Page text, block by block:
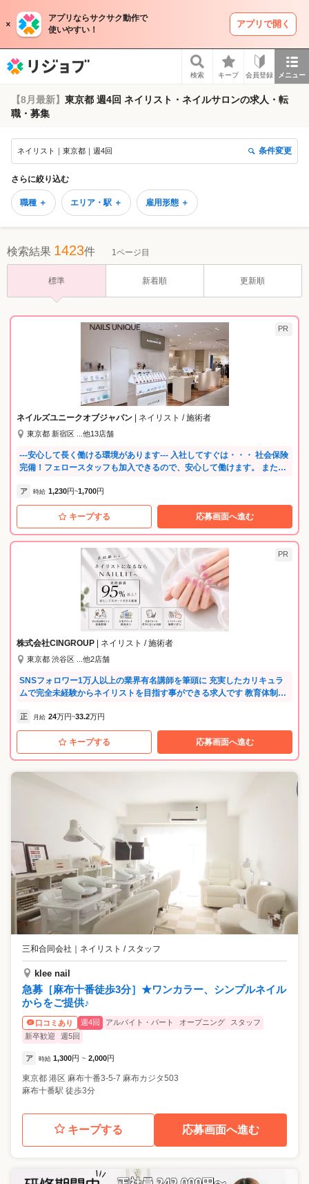
アプリならサクサク動作で
使いやすい！
アプリで開く
検索 キープ 会員登録 メニュー
【8月最新】 東京都 週4回 ネイリスト・ネイルサロンの求人・転
職・募集
ネイリスト｜東京都｜週4回 条件変更
さらに絞り込む
職種 ＋ エリア・駅 ＋ 雇用形態 ＋
検索結果 1423件 1ページ目
標準 新着順 更新順
PR
ネイルズユニークオブジャパン | ネイリスト / 施術者
東京都 新宿区 ...他13店舗
---安心して長く働ける環境があります--- 入社してすぐは・・・ 社会保険
完備！フェロースタッフも加入できるので、安心して働けます。 また社
ビューまで先輩がしっかりと見守ります。 サロンデビュー後は・・・ あ
なたの頑張りが評価されるので、随時昇給・昇格があります。 チーフ、
店長を経て、ゆくゆくはエリアを統括するマイスタースタッフ（課長
職）にも。 更に、スクールの講師、映画コラボ等のデザインの考案、商
品の開発メンバーになることもあり、あなただけのキャリアプランを実
現してくださいね。 長く活躍できる環境を整えているので、産休育休取
得実績が多数あります。 たくさんの復職スタッフがママネイリストとし
年数回実施し、 全国スタッフが集まって会社の方向性を共有していま
あるので、 他のお店のタッフと交流の機会があります。 スクールを活用
し、仲良くなったスタッフと一緒に練習なんてことも。 1人で頑張るの
ではなく、地区で、会社全体であなたの成長をサポートします。 他に
も、JNA本部認定校である直営スクールでは、空いた時間を利用してス
タッフ同士の練習が可能。 サロンで苦手な技術、検定試験練習、コンテ
スト対策など…社内に多数在籍している認定講師と一緒に勉強しましょ
う！ ---ネイルズユニークのプライベートブランド--- ◎ネイルサロン発の
本の気候、風土に合った品質と安心安全に配慮したMADE IN JAPAN商
品を開発。 ネイルポリッシュカラー全104色、ネイルケアアイテム30品
目展開中。 自社ブランドの商品を使用して施術ができるのは、ネイルズ
ユニークならでは。 将来、商品開発に携わることも…。 商品をたくさん
セミナーを無料で受講できます！ 自信を持ってネイリストへの道を進め
るのは、 充実した独自のセミナーがたくさんあるから！ 未経験の方もブ
ランクのある方も、基礎から学べるセミナーがあるので安心♪ ・新人向
けセミナー 未経験の方でも安心して入客できるように、しっかり学べる
セミナー多数。 ・接客・技術セミナー 未経験の方～更にスキルアップを
目指す方にも応えます。 ・検定・コンテスト対策セミナー 検定試験・コ
ンテスト出場対策もバッチリ！ ネイリストとしての更なるステップアッ
プにつなげることが出来ます。 ・日本のネイル業界のトップネイリスト
によるセミナー 有名ネイリストから直接、流行のデザインや最先端技術
を学ぶことができます。 ・接客・技術社内検定 社内独自の検定制度があ
り、自分の今の実力を試す事ができます！ その他にも様々なセミナーを
スがいっぱい--- ★…映画とのコラボやシーズンごとにオリジナルキャン
に選ばれることも。 ★…コンテストに積極出場 様々なコンテストに積極
的に参加して実力UPできます！ネイリスト最大のコンペティションでグ
ランプリ受賞者も社内に在籍。対策セミナーも活用していただけます。
★…スクール講師 スクールも運営している当社だからこそ！将来は、
「スクール講師」になれるチャンスもあります。 ★…店舗運営・イベン
ト運営にも携われます 地区の店舗マネージメントや、スタッフ教育、各
ア 時給 1,230円~1,700円
キープする 応募画面へ進む
PR
株式会社CINGROUP | ネイリスト / 施術者
東京都 渋谷区 ...他2店舗
SNSフォロワー1万人以上の業界有名講師を筆頭に 充実したカリキュラ
ムで完全未経験からネイリストを目指す事ができる求人です 教育体制に
デビューしたい」 「ネイリストになりたいけど資金的に断念した」 そう
いった方の最初の一歩を共に歩みましょう♪ 【福利厚生が充実】 社会保
険完備で入社即日から加入！ 女性も長く活躍していただけるよう、産休
育休取得制度もございます。 ◎住宅サポート 格安物件紹介や管理代行な
康相談サポートも実施！ 一部サービスはメンバーの家族やパートナー、
ご友人も無料で利用できます。 ◎美容施術割引制度 会社指定のサロン
で、ネイルやマツパなどの施術を30%～40%割引で利用可能♪ 美のプロ
として自己投資を続けられる環境です。 ◎月収例 ◆カリキュラム生(入
社1年目/21歳) 年収300万円 ↓ ◆ネイルスタッフ(入社3年目／24歳) 年収3
80万円 ↓ ◆シニアスタッフ(入社5年目/28歳) 年収450万円 ◎講師メッセ
ージ H先生 NAILLITは単なる学校ではなく、プロを育成して現場へ繋げ
る仕組みがあります。 技術は練習すれば必ずつきます。だからこそ私た
ちはその諦めない心をサポートします。 T先生 私たちが教えるのは試験
対策だけでなく、現場で通用する一生モノの基礎力です。 やる気だけ持
ってまずは面接に来てください。あなたの勇気を技術に変えてみせま
どちらも相手の印象を大切にする仕事なので 自分の接客でお客様が笑顔
になる瞬間にやりがいを感じます。単なる事務作業じゃ物足りなかった
私にはぴったりでした。 前職：一般事務/25歳/入社1年目 ネイルは趣味
でやっていた程度。でも入社後に教材や研修が全部揃っていて 一流の講
師が本当に0から教えてくれるので安心でした。気がつけば、自分でも驚
くほど成長していました！
正 月給 24万円~33.2万円
キープする 応募画面へ進む
三和合同会社 ｜ ネイリスト / スタッフ
klee nail
急募［麻布十番徒歩3分］★ワンカラー、シンプルネイル
からをご提供♪
口コミあり 週4回 アルバイト・パート オープニング
スタッフ
新卒歓迎
週5回
ア 時給 1,300円 ~ 2,000円
東京都 港区 麻布十番3-5-7 麻布カジタ503
麻布十番駅 徒歩3分
キープする 応募画面へ進む